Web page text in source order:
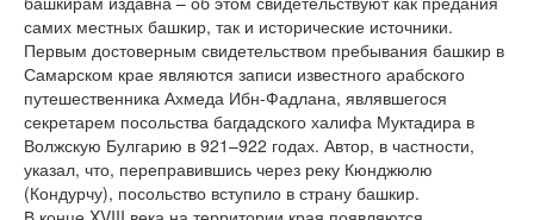
самих местных башкир, так и исторические источники.
Первым достоверным свидетельством пребывания башкир в
Самарском крае являются записи известного арабского
путешественника Ахмеда Ибн-Фадлана, являвшегося
секретарем посольства багдадского халифа Муктадира в
Волжскую Булгарию в 921–922 годах. Автор, в частности,
указал, что, переправившись через реку Кюнджюлю
(Кондурчу), посольство вступило в страну башкир.